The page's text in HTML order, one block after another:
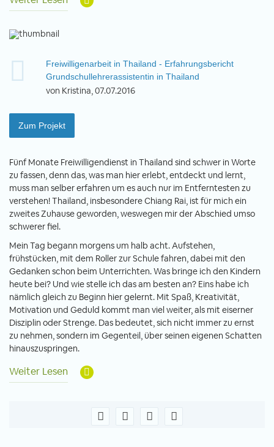
Freiwilligenarbeit in Thailand - Erfahrungsbericht
Grundschullehrerassistentin in Thailand
von Kristina, 07.07.2016
Zum Projekt
Fünf Monate Freiwilligendienst in Thailand sind schwer in Worte
zu fassen, denn das, was man hier erlebt, entdeckt und lernt,
muss man selber erfahren um es auch nur im Entferntesten zu
verstehen! Thailand, insbesondere Chiang Rai, ist für mich ein
zweites Zuhause geworden, weswegen mir der Abschied umso
schwerer fiel.
Mein Tag begann morgens um halb acht. Aufstehen,
frühstücken, mit dem Roller zur Schule fahren, dabei mit den
Gedanken schon beim Unterrichten. Was bringe ich den Kindern
heute bei? Und wie stelle ich das am besten an? Eins habe ich
nämlich gleich zu Beginn hier gelernt. Mit Spaß, Kreativität,
Motivation und Geduld kommt man viel weiter, als mit eiserner
Disziplin oder Strenge. Das bedeutet, sich nicht immer zu ernst
zu nehmen, sondern im Gegenteil, über seinen eigenen Schatten
hinauszuspringen.
Weiter Lesen